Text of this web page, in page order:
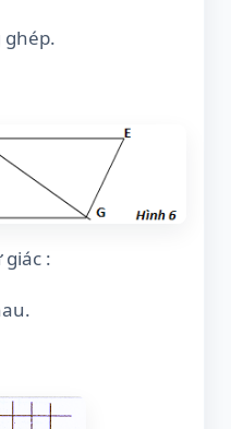
ghép.
: